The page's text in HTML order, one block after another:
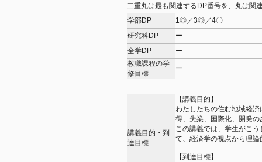
二重丸は最も関連するDP番号を、丸は関
学部DP
1◎／3◎／4〇
研究科DP
ー
全学DP
ー
教職課程の学
修目標
ー
講義目的・到
達目標
【講義目的】
わたしたちの住む地域経
得、失業、国際化、開発
この講義では、学生がこ
て、経済学の視点から理
【到達目標】